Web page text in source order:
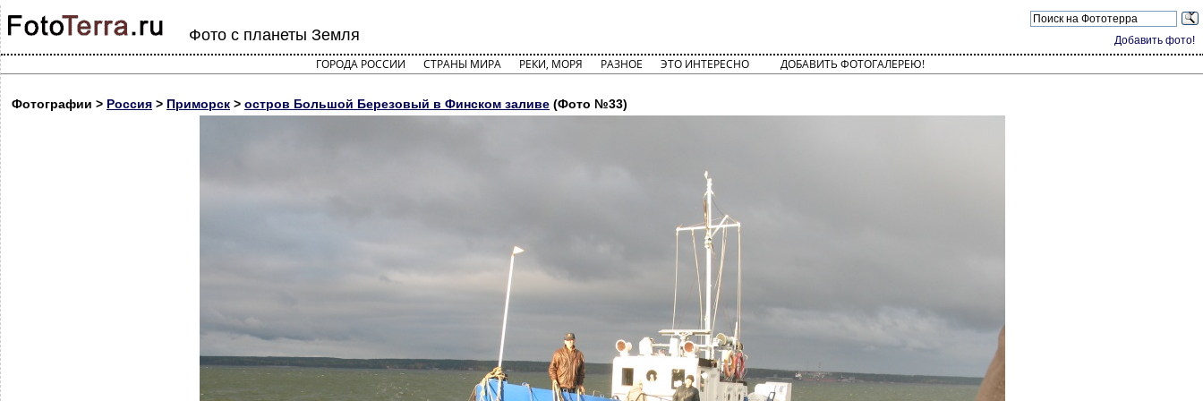
Добавить фото!
Фото с планеты Земля
ГОРОДА РОССИИ СТРАНЫ МИРА РЕКИ, МОРЯ РАЗНОЕ ЭТО ИНТЕРЕСНО ДОБАВИТЬ ФОТОГАЛЕРЕЮ!
Фотографии > Россия > Приморск > остров Большой Березовый в Финском заливе (Фото №33)